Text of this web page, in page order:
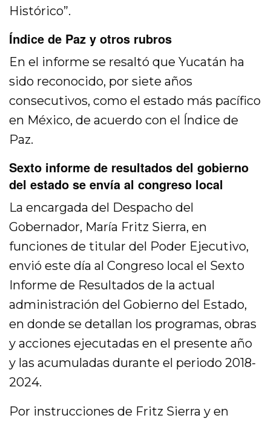
Histórico”.
Índice de Paz y otros rubros
En el informe se resaltó que Yucatán ha
sido reconocido, por siete años
consecutivos, como el estado más pacífico
en México, de acuerdo con el Índice de
Paz.
Sexto informe de resultados del gobierno
del estado se envía al congreso local
La encargada del Despacho del
Gobernador, María Fritz Sierra, en
funciones de titular del Poder Ejecutivo,
envió este día al Congreso local el Sexto
Informe de Resultados de la actual
administración del Gobierno del Estado,
en donde se detallan los programas, obras
y acciones ejecutadas en el presente año
y las acumuladas durante el periodo 2018-
2024.
Por instrucciones de Fritz Sierra y en